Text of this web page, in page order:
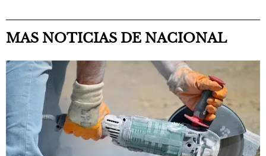
MAS NOTICIAS DE NACIONAL